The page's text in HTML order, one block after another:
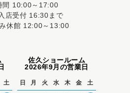
間 10:00～17:00
店受付 16:30まで
休館 12:00～13:00
土
佐久ショールーム
2026年9月の営業日
日 月 火 水 木 金 土